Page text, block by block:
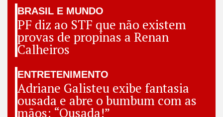
BRASIL E MUNDO
PF diz ao STF que não existem
provas de propinas a Renan
Calheiros
ENTRETENIMENTO
Adriane Galisteu exibe fantasia
ousada e abre o bumbum com as
mãos: “Ousada!”